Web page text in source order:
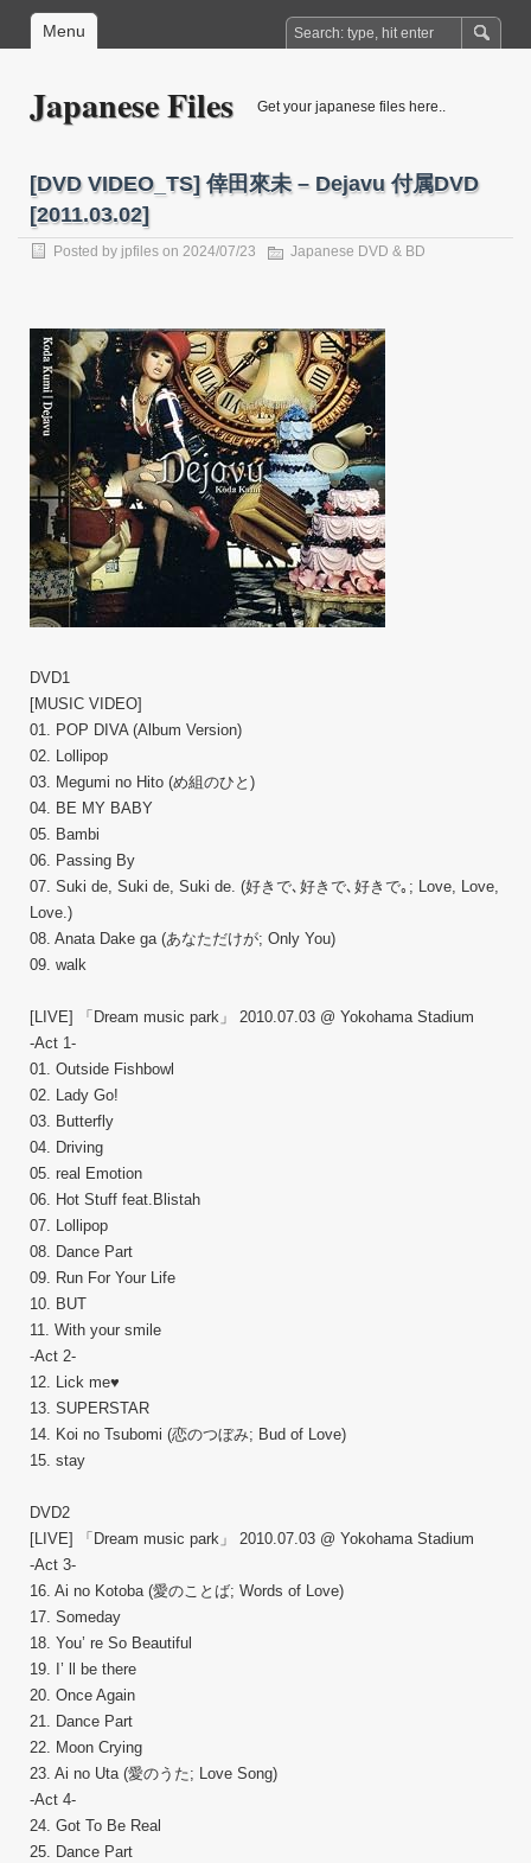
Menu
Japanese Files Get your japanese files here..
[DVD VIDEO_TS] 倖田來未 – Dejavu 付属DVD
[2011.03.02]
Posted by jpfiles on 2024/07/23 Japanese DVD & BD
DVD1
[MUSIC VIDEO]
01. POP DIVA (Album Version)
02. Lollipop
03. Megumi no Hito (め組のひと)
04. BE MY BABY
05. Bambi
06. Passing By
07. Suki de, Suki de, Suki de. (好きで､好きで､好きで｡; Love, Love,
Love.)
08. Anata Dake ga (あなただけが; Only You)
09. walk
[LIVE] 「Dream music park」 2010.07.03 @ Yokohama Stadium
-Act 1-
01. Outside Fishbowl
02. Lady Go!
03. Butterfly
04. Driving
05. real Emotion
06. Hot Stuff feat.Blistah
07. Lollipop
08. Dance Part
09. Run For Your Life
10. BUT
11. With your smile
-Act 2-
12. Lick me♥
13. SUPERSTAR
14. Koi no Tsubomi (恋のつぼみ; Bud of Love)
15. stay
DVD2
[LIVE] 「Dream music park」 2010.07.03 @ Yokohama Stadium
-Act 3-
16. Ai no Kotoba (愛のことば; Words of Love)
17. Someday
18. You’ re So Beautiful
19. I’ ll be there
20. Once Again
21. Dance Part
22. Moon Crying
23. Ai no Uta (愛のうた; Love Song)
-Act 4-
24. Got To Be Real
25. Dance Part